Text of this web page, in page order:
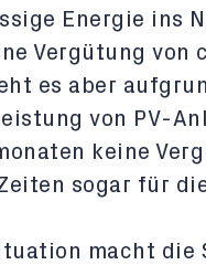
Energie ins
Vergütung von
es aber
von PV-
keine
sogar für
macht